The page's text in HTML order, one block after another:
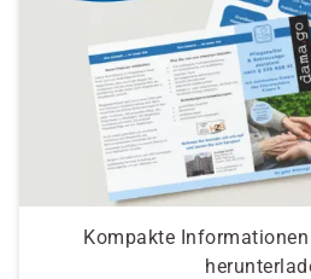
Kompakte